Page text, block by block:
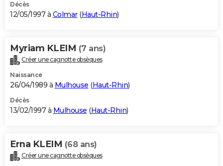
Décès
12/05/1997 à Colmar(Haut-Rhin)
Myriam KLEIM (7 ans)
Créer une cagnotte obsèques
Naissance
26/04/1989 à Mulhouse (Haut-Rhin)
Décès
13/02/1997 à Mulhouse (Haut-Rhin)
Erna KLEIM (68 ans)
Créer une cagnotte obsèques